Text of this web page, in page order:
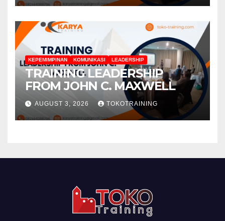
KEPEMIMPINAN KOMUNIKASI LEADERSHIP
TRAINING LEADERSHIP
FROM JOHN C. MAXWELL
AUGUST 3, 2026 TOKOTRAINING